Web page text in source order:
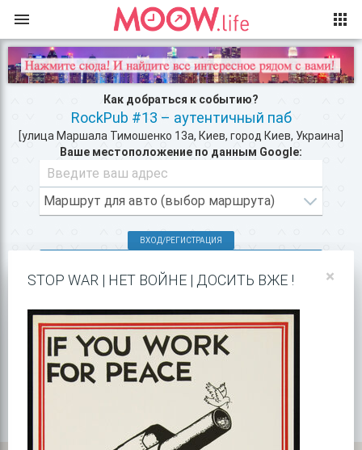
Как добраться к событию?
RockPub #13 – аутентичный паб
[улица Маршала Тимошенко 13а, Киев, город Киев, Украина]
Ваше местоположение по данным Google:
ВХОД/РЕГИСТРАЦИЯ
РЕСТОРАНЫ В ЦЕНТРЕ КИЕВА >>
ПОКАЗАТЬ НА GOOGLE MAPS!
Карта с маршрутом, как добратся на мероприятие или проехать
к событию. RockPub #13 – аутентичный паб
улица Маршала Тимошенко 13а, Киев, город Киев, Украина. Как
добраться? Как доехать? Маршрут.
×
STOP WAR | НЕТ ВОЙНЕ | ДОСИТЬ ВЖЕ !